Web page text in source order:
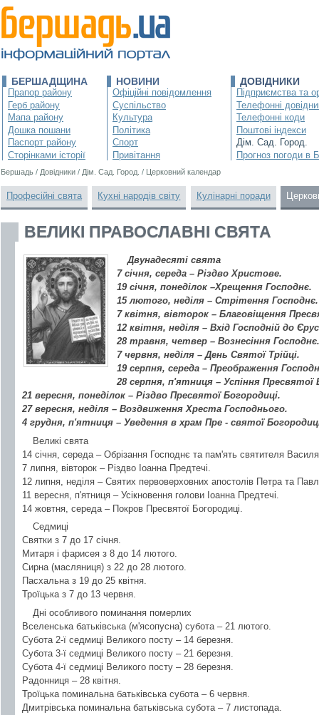
БЕРШАДЩИНА
Прапор району
Герб району
Мапа району
Дошка пошани
Паспорт району
Сторінками історії
НОВИНИ
Офіційні повідомлення
Суспільство
Культура
Політика
Спорт
Привітання
ДОВІДНИКИ
Підприємства та
Телефонні
Телефонні коди
Поштові індекси
Дім. Сад. Город.
Прогноз погоди в
Бершадь / Довідники / Дім. Сад. Город. / Церковний календар
Професійні свята Кухні народів світу Кулінарні поради
ВЕЛИКІ ПРАВОСЛАВНІ СВЯТА
Двунадесяті свята
7 січня, середа – Різдво Христове.
19 січня, понеділок –Хрещення Господнє.
15 лютого, неділя – Стрітення Господнє.
7 квітня, вівторок – Благовіщення
12 квітня, неділя – Вхід Господній до
28 травня, четвер – Вознесіння Господнє.
7 червня, неділя – День Святої Трійці.
19 серпня, середа – Преображення
28 серпня, п'ятниця – Успіння Пресвятої
21 вересня, понеділок – Різдво Пресвятої Богородиці.
27 вересня, неділя – Воздвиження Хреста Господнього.
4 грудня, п'ятниця – Уведення в храм Пре - святої
Великі свята
14 січня, середа – Обрізання Господнє та пам'ять святителя
7 липня, вівторок – Різдво Іоанна Предтечі.
12 липня, неділя – Святих первоверховних апостолів Петра та
11 вересня, п'ятниця – Усікновення голови Іоанна Предтечі.
14 жовтня, середа – Покров Пресвятої Богородиці.
Седмиці
Святки з 7 до 17 січня.
Митаря і фарисея з 8 до 14 лютого.
Сирна (масляниця) з 22 до 28 лютого.
Пасхальна з 19 до 25 квітня.
Троїцька з 7 до 13 червня.
Дні особливого поминання померлих
Вселенська батьківська (м'ясопусна) субота – 21 лютого.
Субота 2-ї седмиці Великого посту – 14 березня.
Субота 3-ї седмиці Великого посту – 21 березня.
Субота 4-ї седмиці Великого посту – 28 березня.
Радонниця – 28 квітня.
Троїцька поминальна батьківська субота – 6 червня.
Дмитрівська поминальна батьківська субота – 7 листопада.